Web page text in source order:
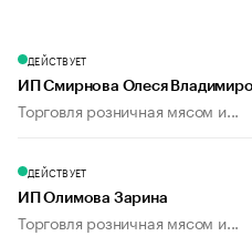
ДЕЙСТВУЕТ
ИП Смирнова Олеся
Торговля розничная мясом и...
ДЕЙСТВУЕТ
ИП Олимова Зарина
Торговля розничная мясом и...